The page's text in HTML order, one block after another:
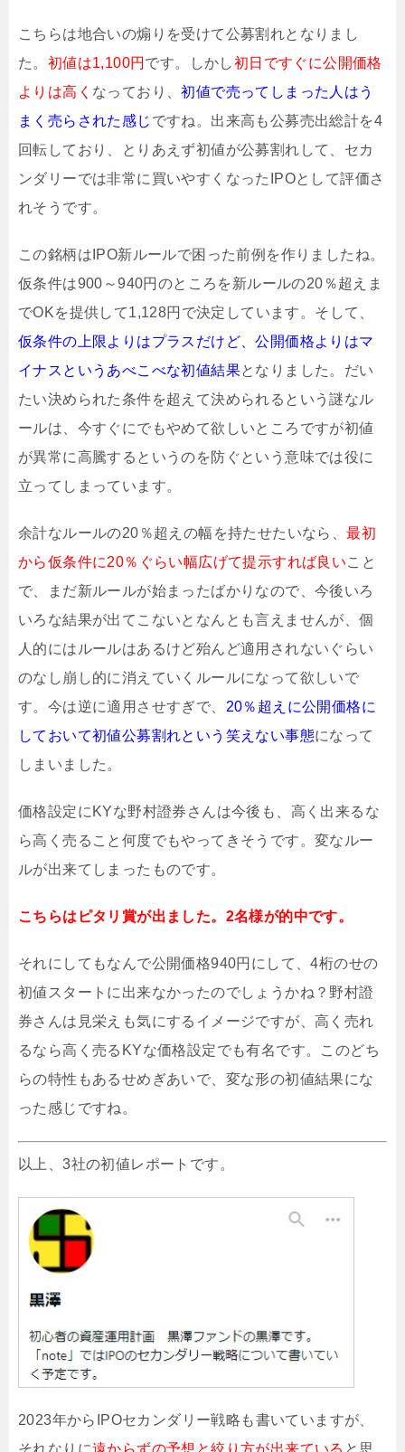
こちらは地合いの煽りを受けて公募割れとなりまし
た。 初値は1,100円 です。しかし初日ですぐに公開価格
よりは高く なっており、初値で売ってしまった人はう
まく売らされた感じ ですね。出来高も公募売出総計を4
回転しており、とりあえず初値が公募割れして、セカ
ンダリーでは非常に買いやすくなったIPOとして評価さ
れそうです。
この銘柄はIPO新ルールで困った前例を作りましたね。
仮条件は900～940円のところを新ルールの20％超えま
でOKを提供して1,128円で決定しています。そして、
仮条件の上限よりはプラスだけど、公開価格よりはマ
イナスというあべこべな初値結果となりました。だい
たい決められた条件を超えて決められるという謎なル
ールは、今すぐにでもやめて欲しいところですが初値
が異常に高騰するというのを防ぐという意味では役に
立ってしまっています。
余計なルールの20％超えの幅を持たせたいなら、最初
から仮条件に20％ぐらい幅広げて提示すれば良いこと
で、まだ新ルールが始まったばかりなので、今後いろ
いろな結果が出てこないとなんとも言えませんが、個
人的にはルールはあるけど殆んど適用されないぐらい
のなし崩し的に消えていくルールになって欲しいで
す。今は逆に適用させすぎで、 20％超えに公開価格に
しておいて初値公募割れという笑えない事態になって
しまいました。
価格設定にKYな野村證券さんは今後も、高く出来るな
ら高く売ること何度でもやってきそうです。変なルー
ルが出来てしまったものです。
こちらはピタリ賞が出ました。2名様が的中です。
それにしてもなんで公開価格940円にして、4桁のせの
初値スタートに出来なかったのでしょうかね？野村證
券さんは見栄えも気にするイメージですが、高く売れ
るなら高く売るKYな価格設定でも有名です。このどち
らの特性もあるせめぎあいで、変な形の初値結果にな
った感じですね。
以上、3社の初値レポートです。
2023年からIPOセカンダリー戦略も書いていますが、
それなりに遠からずの予想と絞り方が出来ている と思